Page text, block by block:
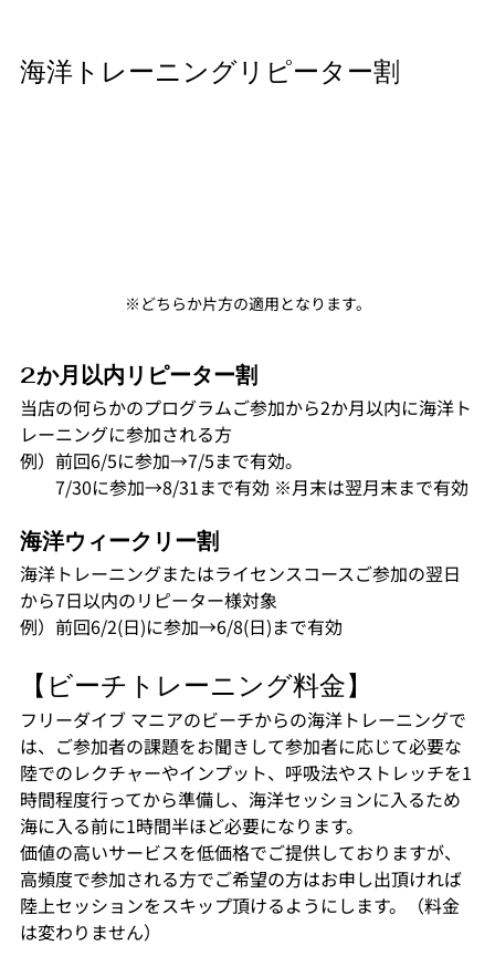
海洋トレーニングリピーター割
※どちらか片方の適用となります。
当店の何らかのプログラムご参加から2か月以内に海洋ト
7/30に参加→8/31まで有効 ※月末は翌月末まで有効
海洋ウィークリー割
海洋トレーニングまたはライセンスコースご参加の翌日
例）前回6/2(日)に参加→6/8(日)まで有効
【ビーチトレーニング料金】
フリーダイブ マニアのビーチからの海洋トレーニングで
は、ご参加者の課題をお聞きして参加者に応じて必要な
陸でのレクチャーやインプット、呼吸法やストレッチを1
時間程度行ってから準備し、海洋セッションに入るため
海に入る前に1時間半ほど必要になります。
価値の高いサービスを低価格でご提供しておりますが、
高頻度で参加される方でご希望の方はお申し出頂ければ
陸上セッションをスキップ頂けるようにします。（料金
は変わりません）